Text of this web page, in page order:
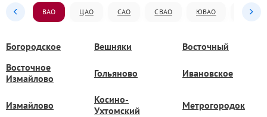
ВАО ЦАО САО СВАО ЮВАО ЮАО
Богородское Вешняки
Восточный
Восточное
Измайлово
Гольяново Ивановское
Измайлово
Косино-
Ухтомский
Метрогородок